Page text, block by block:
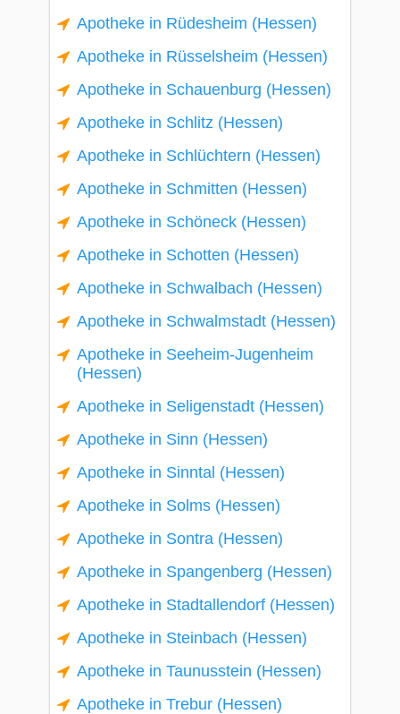
Apotheke in Rüdesheim (Hessen)
Apotheke in Rüsselsheim (Hessen)
Apotheke in Schauenburg (Hessen)
Apotheke in Schlitz (Hessen)
Apotheke in Schlüchtern (Hessen)
Apotheke in Schmitten (Hessen)
Apotheke in Schöneck (Hessen)
Apotheke in Schotten (Hessen)
Apotheke in Schwalbach (Hessen)
Apotheke in Schwalmstadt (Hessen)
Apotheke in Seeheim-Jugenheim
(Hessen)
Apotheke in Seligenstadt (Hessen)
Apotheke in Sinn (Hessen)
Apotheke in Sinntal (Hessen)
Apotheke in Solms (Hessen)
Apotheke in Sontra (Hessen)
Apotheke in Spangenberg (Hessen)
Apotheke in Stadtallendorf (Hessen)
Apotheke in Steinbach (Hessen)
Apotheke in Taunusstein (Hessen)
Apotheke in Trebur (Hessen)